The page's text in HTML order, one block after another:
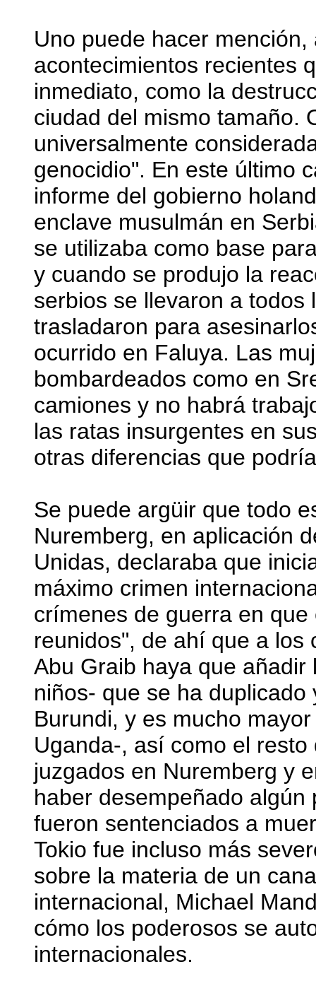
Uno puede hacer
acontecimientos recientes
inmediato, como la
ciudad del mismo tamaño.
universalmente
genocidio". En este último
informe del gobierno
enclave musulmán en
se utilizaba como base
y cuando se produjo la
serbios se llevaron a
trasladaron para
ocurrido en Faluya. Las
bombardeados como en
camiones y no habrá
las ratas insurgentes en
otras diferencias que
Se puede argüir que todo
Nuremberg, en aplicación
Unidas, declaraba que
máximo crimen
crímenes de guerra en
reunidos", de ahí que a
Abu Graib haya que
niños- que se ha
Burundi, y es mucho
Uganda-, así como el
juzgados en Nuremberg y
haber desempeñado
fueron sentenciados a
Tokio fue incluso más
sobre la materia de un
internacional, Michael
cómo los poderosos se
internacionales.